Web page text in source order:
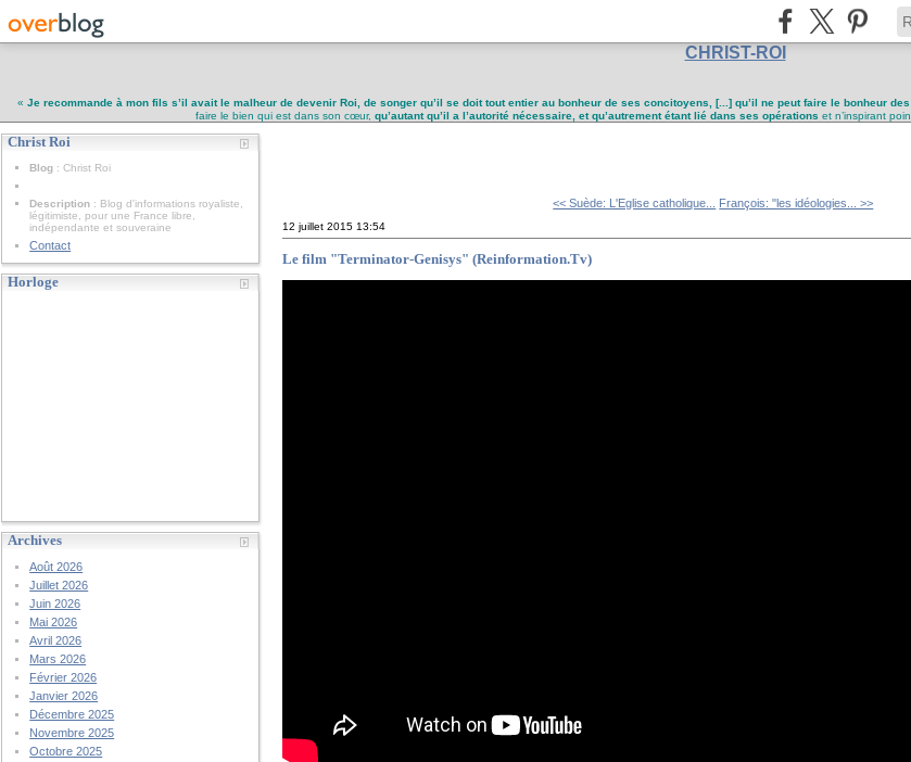
CHRIST-ROI
« Je recommande à mon fils s’il avait le malheur de devenir Roi, de songer qu’il se doit tout entier au bonheur de ses concitoyens, [...] qu’il ne peut faire le bonheur
faire le bien qui est dans son cœur, qu’autant qu’il a l’autorité nécessaire, et qu’autrement étant lié dans ses opérations et n’inspirant
Christ Roi
Blog : Christ Roi
Description : Blog d'informations royaliste,
légitimiste, pour une France libre,
indépendante et souveraine
Contact
Horloge
Archives
Août 2026
Juillet 2026
Juin 2026
Mai 2026
Avril 2026
Mars 2026
Février 2026
Janvier 2026
Décembre 2025
Novembre 2025
Octobre 2025
<< Suède: L'Eglise catholique... François: "les idéologies... >>
12 juillet 2015 13:54
Le film "Terminator-Genisys" (Reinformation.Tv)